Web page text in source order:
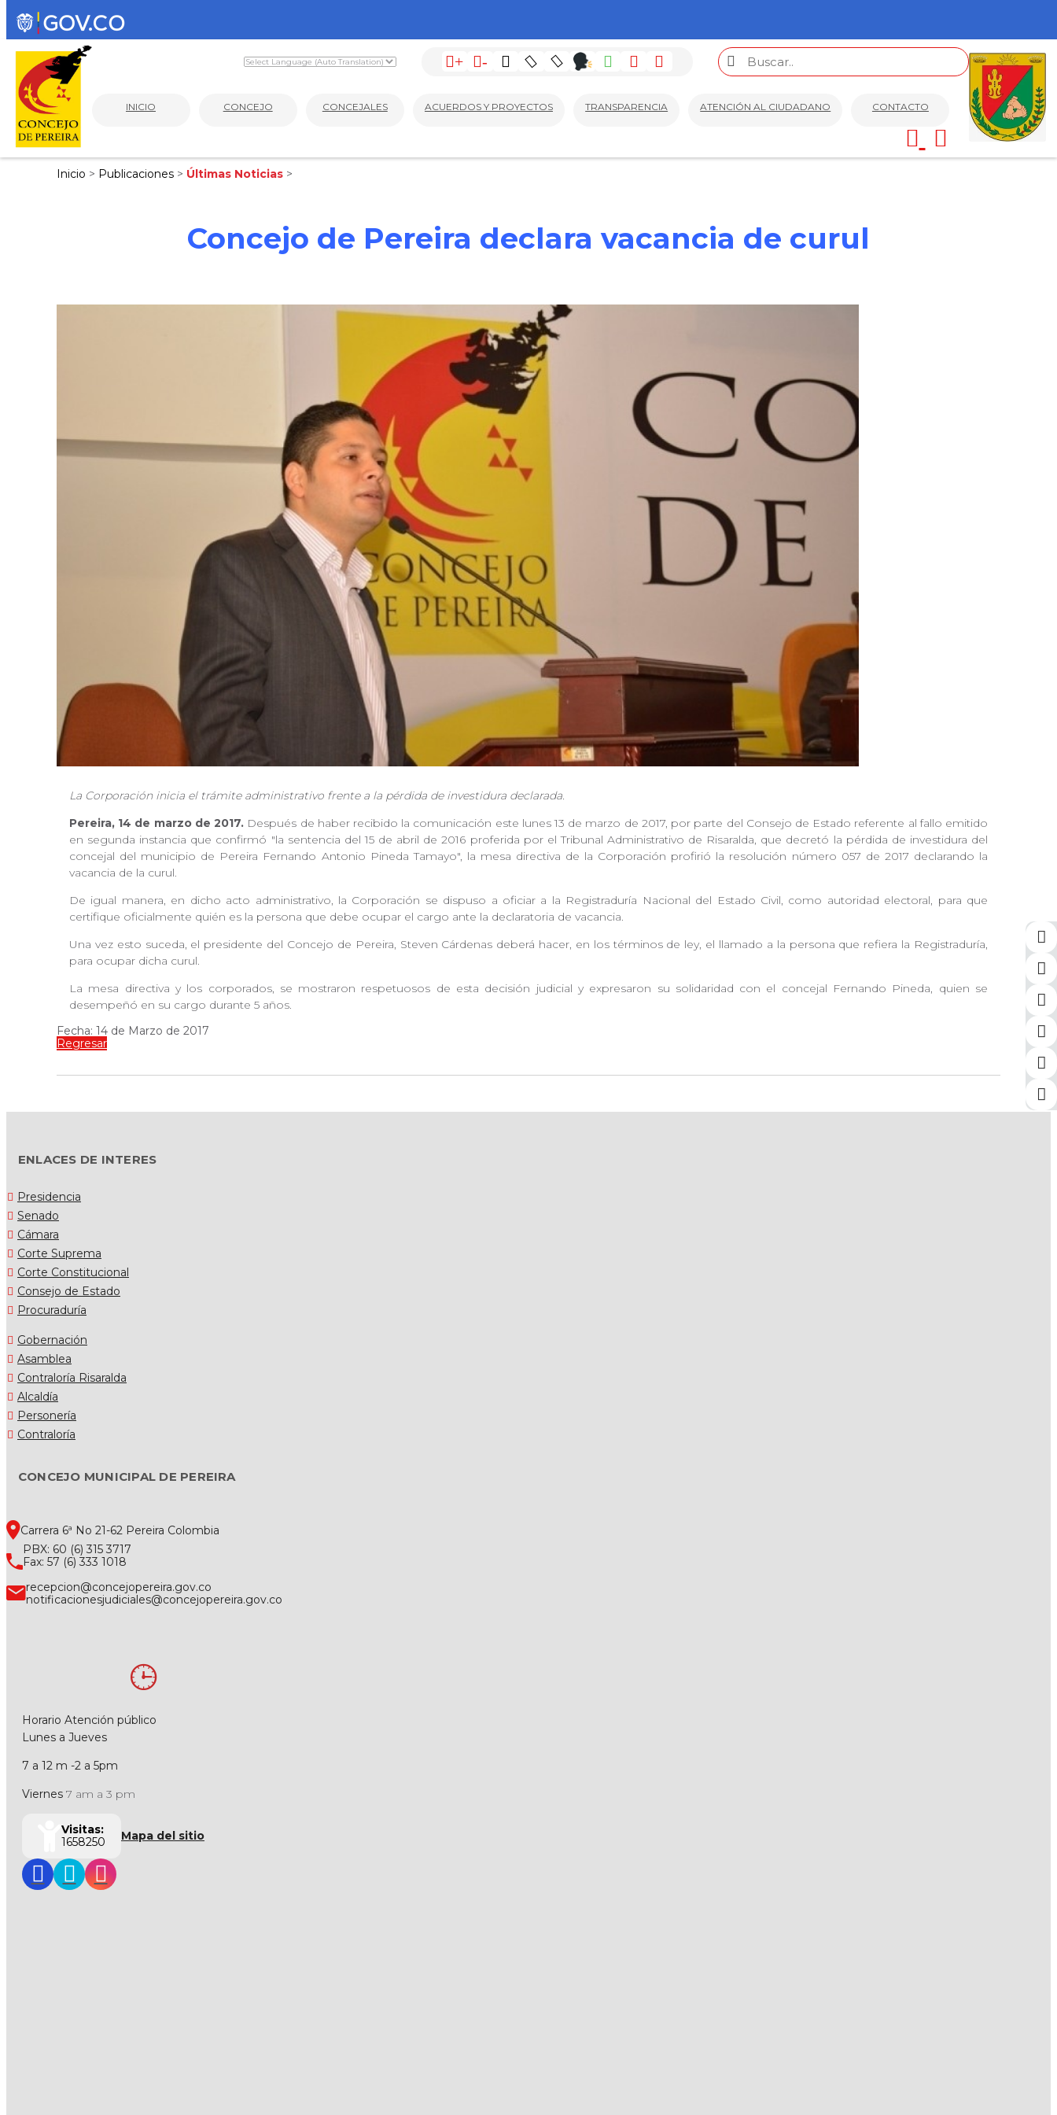
+ -
INICIO CONCEJO CONCEJALES ACUERDOS Y PROYECTOS TRANSPARENCIA ATENCIÓN AL CIUDADANO CONTACTO
Inicio > Publicaciones > Últimas Noticias >
Concejo de Pereira declara vacancia de curul
La Corporación inicia el trámite administrativo frente a la pérdida de investidura declarada.
Pereira, 14 de marzo de 2017. Después de haber recibido la comunicación este lunes 13 de marzo de 2017, por parte del Consejo de Estado referente al fallo emitido
en segunda instancia que confirmó "la sentencia del 15 de abril de 2016 proferida por el Tribunal Administrativo de Risaralda, que decretó la pérdida de investidura del
concejal del municipio de Pereira Fernando Antonio Pineda Tamayo", la mesa directiva de la Corporación profirió la resolución número 057 de 2017 declarando la
vacancia de la curul.
De igual manera, en dicho acto administrativo, la Corporación se dispuso a oficiar a la Registraduría Nacional del Estado Civil, como autoridad electoral, para que
certifique oficialmente quién es la persona que debe ocupar el cargo ante la declaratoria de vacancia.
Una vez esto suceda, el presidente del Concejo de Pereira, Steven Cárdenas deberá hacer, en los términos de ley, el llamado a la persona que refiera la Registraduría,
para ocupar dicha curul.
La mesa directiva y los corporados, se mostraron respetuosos de esta decisión judicial y expresaron su solidaridad con el concejal Fernando Pineda, quien se
desempeñó en su cargo durante 5 años.
Fecha: 14 de Marzo de 2017
Regresar
ENLACES DE INTERES
Presidencia
Senado
Cámara
Corte Suprema
Corte Constitucional
Consejo de Estado
Procuraduría
Gobernación
Asamblea
Contraloría Risaralda
Alcaldía
Personería
Contraloría
CONCEJO MUNICIPAL DE PEREIRA
Carrera 6ª No 21-62 Pereira Colombia
PBX: 60 (6) 315 3717
Fax: 57 (6) 333 1018
recepcion@concejopereira.gov.co
notificacionesjudiciales@concejopereira.gov.co
Horario Atención público
Lunes a Jueves
7 a 12 m -2 a 5pm
Viernes 7 am a 3 pm
Visitas:
1658250
Mapa del sitio